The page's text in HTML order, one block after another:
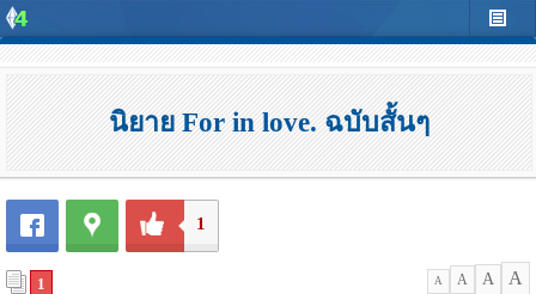
นิยาย For in love. ฉบับสั้นๆ
1
1 A A A A